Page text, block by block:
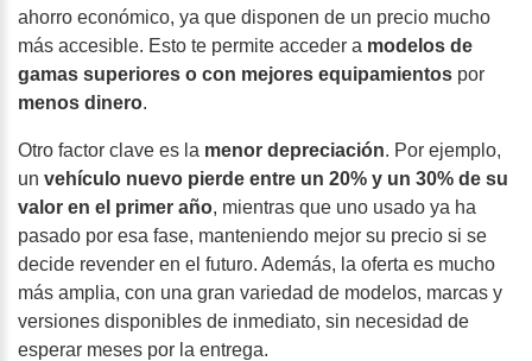
ahorro económico, ya que disponen de un precio mucho
más accesible. Esto te permite acceder a modelos de
gamas superiores o con mejores equipamientos por
menos dinero.
Otro factor clave es la menor depreciación. Por ejemplo,
un vehículo nuevo pierde entre un 20% y un 30% de su
valor en el primer año, mientras que uno usado ya ha
pasado por esa fase, manteniendo mejor su precio si se
decide revender en el futuro. Además, la oferta es mucho
más amplia, con una gran variedad de modelos, marcas y
versiones disponibles de inmediato, sin necesidad de
esperar meses por la entrega.